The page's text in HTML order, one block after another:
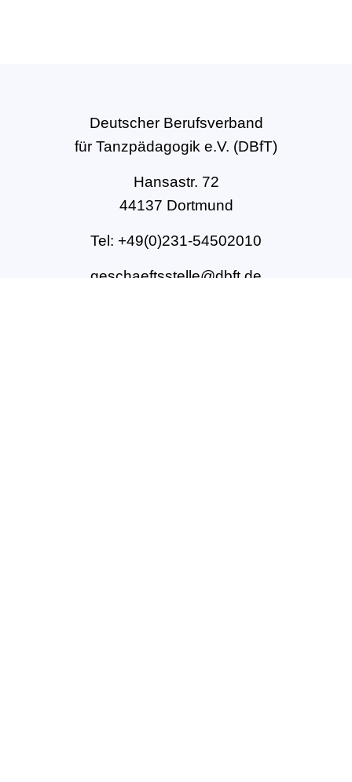
Deutscher Berufsverband
für Tanzpädagogik e.V. (DBfT)
Hansastr. 72
44137 Dortmund
Tel: +49(0)231-54502010
geschaeftsstelle@dbft.de